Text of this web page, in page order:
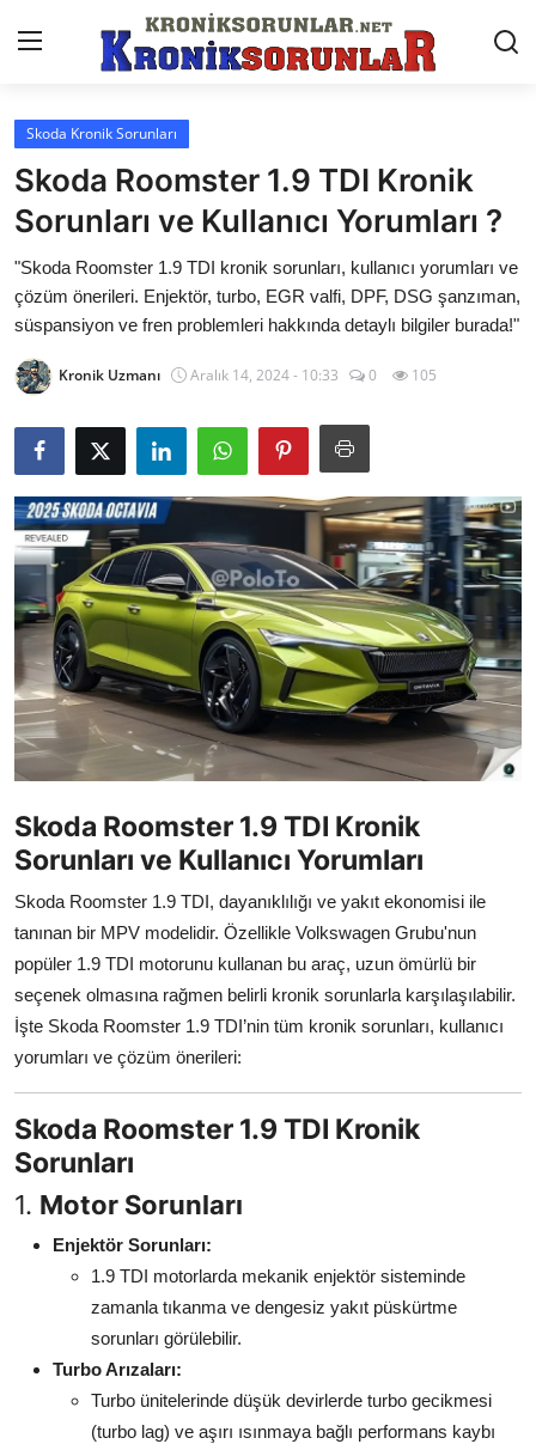
Anasayfa
Markalar
İletişim
Trafik & Cezalar
Sigorta & Kasko
Muayene & Ruhsat
Sorgulamalar
İkinci El & Alım-Satım
Bakım & Arıza Çözümleri
Elektrikli & Hibrit
Kiralama & Filo
Sürüş & Güvenlik
Lastik & Jant
Yağlar & Sıvılar
LPG & Yakıt
Elektrik & Akü
Klima & Konfor
Aydınlatma & Görüş
Şanzıman & Aktarma
Dizel Sistemler
Multimedya & Elektronik
Skoda Kronik Sorunları
Skoda Roomster 1.9 TDI Kronik
Sorunları ve Kullanıcı Yorumları ?
"Skoda Roomster 1.9 TDI kronik sorunları, kullanıcı yorumları ve
çözüm önerileri. Enjektör, turbo, EGR valfi, DPF, DSG şanzıman,
süspansiyon ve fren problemleri hakkında detaylı bilgiler burada!"
Kronik Uzmanı Aralık 14, 2024 - 10:33 0 105
Skoda Roomster 1.9 TDI Kronik
Sorunları ve Kullanıcı Yorumları
Skoda Roomster 1.9 TDI, dayanıklılığı ve yakıt ekonomisi ile
tanınan bir MPV modelidir. Özellikle Volkswagen Grubu'nun
popüler 1.9 TDI motorunu kullanan bu araç, uzun ömürlü bir
seçenek olmasına rağmen belirli kronik sorunlarla karşılaşılabilir.
İşte Skoda Roomster 1.9 TDI’nin tüm kronik sorunları, kullanıcı
yorumları ve çözüm önerileri:
Skoda Roomster 1.9 TDI Kronik
Sorunları
1. Motor Sorunları
Enjektör Sorunları:
1.9 TDI motorlarda mekanik enjektör sisteminde
zamanla tıkanma ve dengesiz yakıt püskürtme
sorunları görülebilir.
Turbo Arızaları:
Turbo ünitelerinde düşük devirlerde turbo gecikmesi
(turbo lag) ve aşırı ısınmaya bağlı performans kaybı